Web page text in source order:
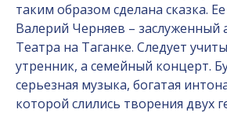
таким образом сделана сказка.
Валерий Черняев – заслуженный
Театра на Таганке. Следует
утренник, а семейный концерт.
серьезная музыка, богатая
которой слились творения двух